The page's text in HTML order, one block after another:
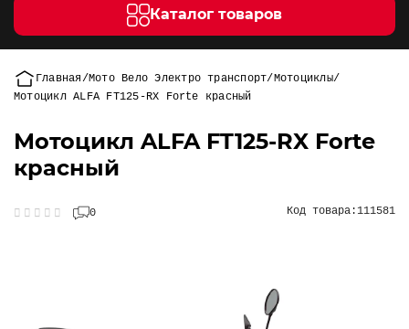
Каталог товаров
Главная Мото Вело Электро транспорт Мотоциклы
Мотоцикл ALFA FT125-RX Forte красный
Мотоцикл ALFA FT125-RX Forte
красный
0 Код товара:111581